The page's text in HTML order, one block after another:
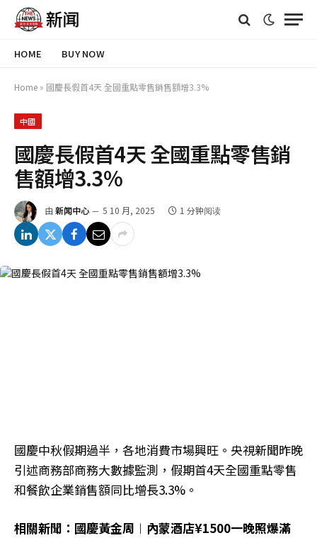
HOME BUY NOW
Home » 國慶長假首4天 全國重點零售銷售額增3.3%
中國
國慶長假首4天 全國重點零售銷
售額增3.3%
由 新闻中心 5 10 月, 2025 1 分钟阅读
國慶中秋假期過半，各地消費市場興旺。央視新聞昨晚
引述商務部商務大數據監測，假期首4天全國重點零售
和餐飲企業銷售額同比增長3.3%。
相關新聞：國慶黃金周︱內蒙酒店¥1500一晚照爆滿